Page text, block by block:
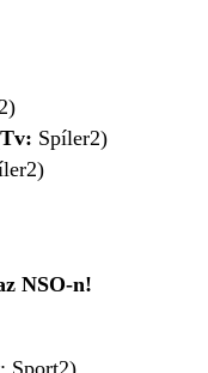
Tv: Spíler2)
NSO-n!